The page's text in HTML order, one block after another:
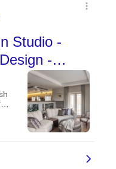
הבית מבפנים,
עיצוב קירות ומה
ענפים שונים
עיצוב פנג שווי,
עיצוב פנים נשאר
רבים תוהים מה
ובכן, בזמן
הפנימיים
. הם